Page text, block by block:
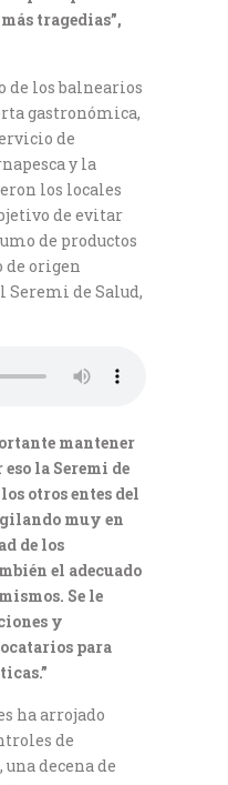
tragedias”,
de los balnearios
gastronómica,
de
y la
los locales
de evitar
de productos
de origen
de Salud,
mantener
la Seremi de
otros entes del
muy en
de los
el adecuado
Se le
y
para
ha arrojado
de
decena de